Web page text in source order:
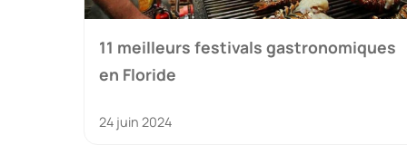
11 meilleurs festivals gastronomiques
en Floride
24 juin 2024